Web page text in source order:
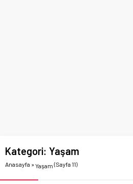
Kategori: Yaşam
Anasayfa »Yaşam (Sayfa 11)